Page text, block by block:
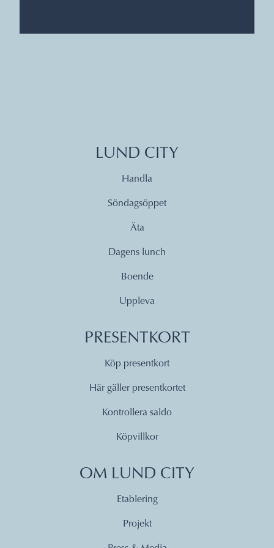
LUND CITY
Handla
Söndagsöppet
Äta
Dagens lunch
Boende
Uppleva
PRESENTKORT
Köp presentkort
Här gäller presentkortet
Kontrollera saldo
Köpvillkor
OM LUND CITY
Etablering
Projekt